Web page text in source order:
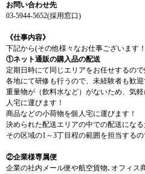
お問い合わせ先
03-5944-5652(採用窓口)
《仕事内容》
下記から(その他様々なお仕事ございます
①ネット通販の購入品の配送
定期日時にて同じエリアをお任せするの
各地にて研修も行うので、未経験者も歓迎
重量物が（飲料水など）がないため、気
人宅に運びます！
商品などの小荷物を個人宅に運びます！
決められた配送エリアの中での配送になる
その区域の1～3丁目程の範囲を担当する
②企業様専属便
企業の社内メール便や航空貨物､オフィス